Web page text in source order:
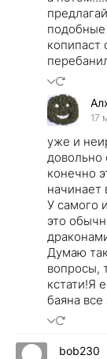
подобные
копипаст
17
уже и
довольно
конечно
начинает
У самого
это
Думаю
вопросы,
кстати!Я
баяна все
bob230